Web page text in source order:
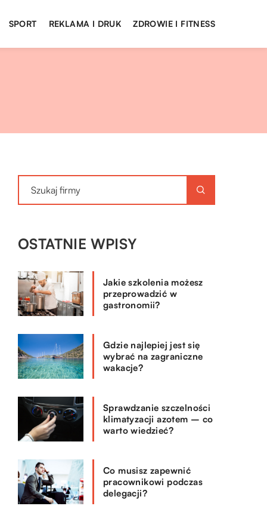
SPORT REKLAMA I DRUK ZDROWIE I FITNESS
OSTATNIE WPISY
Jakie szkolenia możesz
przeprowadzić w
gastronomii?
Gdzie najlepiej jest się
wybrać na zagraniczne
wakacje?
Sprawdzanie szczelności
klimatyzacji azotem – co
warto wiedzieć?
Co musisz zapewnić
pracownikowi podczas
delegacji?